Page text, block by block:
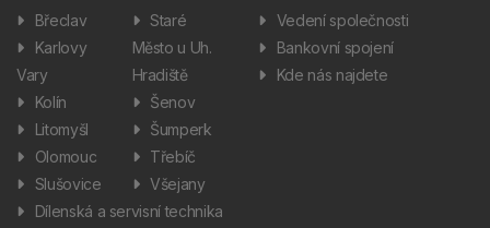
Břeclav
Karlovy
Vary
Kolín
Litomyšl
Olomouc
Slušovice
Staré
Město u Uh.
Hradiště
Šenov
Šumperk
Třebíč
Všejany
Dílenská a servisní technika
Vedení společnosti
Bankovní spojení
Kde nás najdete